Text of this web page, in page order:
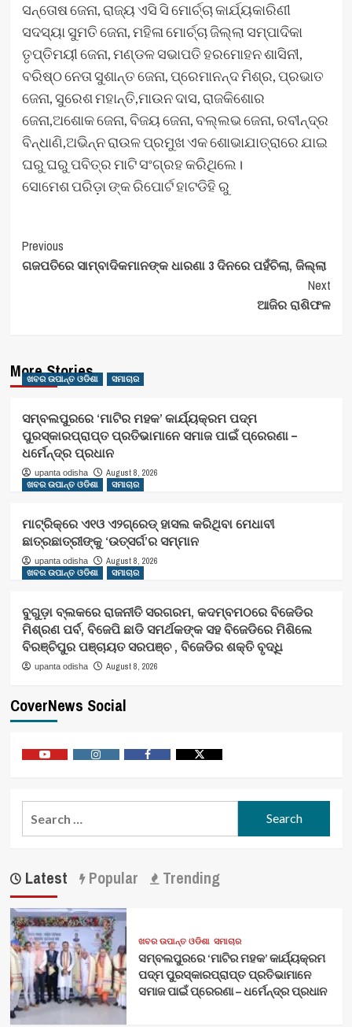
ସନ୍ତୋଷ ଜେନା, ରାଜ୍ୟ ଏସି ସି ମୋର୍ଚ୍ଚା କାର୍ଯ୍ୟକାରିଣୀ
ସଦସ୍ୟା ସୁମତି ଜେନା, ମହିଳା ମୋର୍ଚ୍ଚା ଜିଲ୍ଲା ସମ୍ପାଦିକା
ତୃପ୍ତିମୟୀ ଜେନା, ମଣ୍ଡଳ ସଭାପତି ହରମୋହନ ଶାସିନୀ,
ବରିଷ୍ଠ ନେତା ସୁଶାନ୍ତ ଜେନା, ପ୍ରେମାନନ୍ଦ ମିଶ୍ର, ପ୍ରଭାତ
ଜେନା, ସୁରେଶ ମହାନ୍ତି,ମାଉନ ଦାସ, ରାଜକିଶୋର
ଜେନା,ଅଶୋକ ଜେନା, ବିଜୟ ଜେନା, ବଲ୍ଲଭ ଜେନା, ରବୀନ୍ଦ୍ର
ବିନ୍ଧାଣି,ଅଭିନ୍ନ ରାଉଳ ପ୍ରମୁଖ ଏକ ଶୋଭାଯାତ୍ରାରେ ଯାଇ
ଘରୁ ଘରୁ ପବିତ୍ର ମାଟି ସଂଗ୍ରହ କରିଥିଲେ।
ସୋମେଶ ପରିଡ଼ା ଙ୍କ ରିପୋର୍ଟ ହାଟଡିହି ରୁ
Post
Navigation
Previous
ଗଜପତିରେ ସାମ୍ବାଦିକମାନଙ୍କ ଧାରଣା 3 ଦିନରେ ପହଁଚିଲା, ଜିଲ୍ଲା
Next
ଆଜିର ରାଶିଫଳ
More Stories
ଖବର ଉପାନ୍ତ ଓଡିଶା ସମାଚାର
ସମ୍ବଲପୁରରେ ‘ମାଟିର ମହକ’ କାର୍ଯ୍ୟକ୍ରମ ପଦ୍ମ
ପୁରସ୍କାରପ୍ରାପ୍ତ ପ୍ରତିଭାମାନେ ସମାଜ ପାଇଁ ପ୍ରେରଣା –
ଧର୍ମେନ୍ଦ୍ର ପ୍ରଧାନ
upanta odisha
August 8, 2026
ଖବର ଉପାନ୍ତ ଓଡିଶା
ସମାଚାର
ମାଟ୍ରିକ୍‌ରେ ଏ୧ଓ ଏ୨ଗ୍ରେଡ୍‌ ହାସଲ କରିଥିବା ମେଧାବୀ
ଛାତ୍ରଛାତ୍ରୀଙ୍କୁ ‘ଉତ୍ସର୍ଗ’ର ସମ୍ମାନ
upanta odisha
August 8, 2026
ଖବର ଉପାନ୍ତ ଓଡିଶା
ସମାଚାର
ବୁଗୁଡ଼ା ବ୍ଲକରେ ରାଜନୀତି ସରଗରମ, କଦମ୍ବମଠରେ ବିଜେଡିର
ମିଶ୍ରଣ ପର୍ବ, ବିଜେପି ଛାଡି ସମର୍ଥକଙ୍କ ସହ ବିଜେଡିରେ ମିଶିଲେ
ବିରଞ୍ଚିପୁର ପଞ୍ଚାୟତ ସରପଞ୍ଚ , ବିଜେଡିର ଶକ୍ତି ବୃଦ୍ଧି
upanta odisha August 8, 2026
CoverNews Social
Latest Popular Trending
ଖବର ଉପାନ୍ତ ଓଡିଶା ସମାଚାର
ସମ୍ବଲପୁରରେ ‘ମାଟିର ମହକ’ କାର୍ଯ୍ୟକ୍ରମ
ପଦ୍ମ ପୁରସ୍କାରପ୍ରାପ୍ତ ପ୍ରତିଭାମାନେ
ସମାଜ ପାଇଁ ପ୍ରେରଣା – ଧର୍ମେନ୍ଦ୍ର ପ୍ରଧାନ